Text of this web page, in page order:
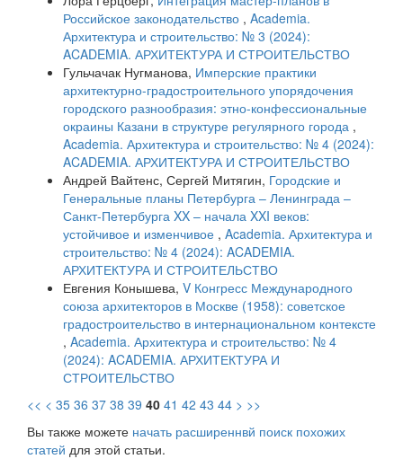
Российское законодательство , Academia.
Архитектура и строительство: № 3 (2024):
ACADEMIA. АРХИТЕКТУРА И СТРОИТЕЛЬСТВО
Гульчачак Нугманова, Имперские практики
архитектурно-градостроительного упорядочения
городского разнообразия: этно-конфессиональные
окраины Казани в структуре регулярного города ,
Academia. Архитектура и строительство: № 4 (2024):
ACADEMIA. АРХИТЕКТУРА И СТРОИТЕЛЬСТВО
Андрей Вайтенс, Сергей Митягин, Городские и
Генеральные планы Петербурга – Ленинграда –
Санкт-Петербурга XX – начала XXI веков:
устойчивое и изменчивое , Academia. Архитектура и
строительство: № 4 (2024): ACADEMIA.
АРХИТЕКТУРА И СТРОИТЕЛЬСТВО
Евгения Конышева, V Конгресс Международного
союза архитекторов в Москве (1958): советское
градостроительство в интернациональном контексте
, Academia. Архитектура и строительство: № 4
(2024): ACADEMIA. АРХИТЕКТУРА И
СТРОИТЕЛЬСТВО
<< < 35 36 37 38 39 40 41 42 43 44 > >>
Вы также можете начать расширеннвй поиск похожих
статей для этой статьи.